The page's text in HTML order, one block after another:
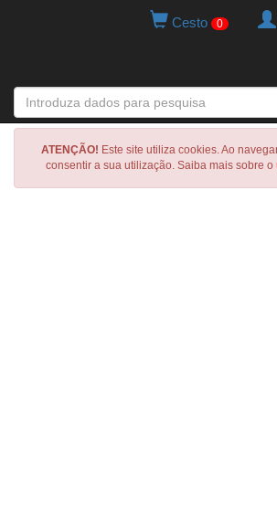
Cesto 0
ATENÇÃO! Este site utiliza cookies. Ao
consentir a sua utilização. Saiba mais sobre o